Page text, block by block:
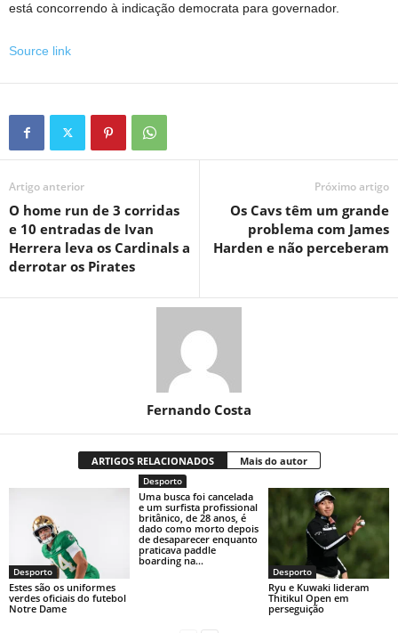
está concorrendo à indicação democrata para governador.
Source link
Artigo anterior
O home run de 3 corridas
e 10 entradas de Ivan
Herrera leva os Cardinals a
derrotar os Pirates
Próximo artigo
Os Cavs têm um grande
problema com James
Harden e não perceberam
Fernando Costa
ARTIGOS RELACIONADOS Mais do autor
Desporto
Estes são os uniformes
verdes oficiais do futebol
Notre Dame
Desporto
Uma busca foi cancelada
e um surfista profissional
britânico, de 28 anos, é
dado como morto depois
de desaparecer enquanto
praticava paddle
boarding na...
Desporto
Ryu e Kuwaki lideram
Thitikul Open em
perseguição